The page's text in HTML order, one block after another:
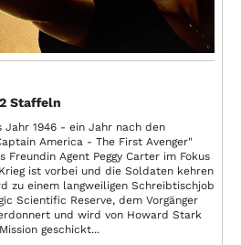
Staffeln
Jahr 1946 - ein Jahr nach den
America - The First Avenger"
Freundin Agent Peggy Carter im Fokus
ist vorbei und die Soldaten kehren
zu einem langweiligen Schreibtischjob
Scientific Reserve, dem Vorgänger
und wird von Howard Stark
geschickt...